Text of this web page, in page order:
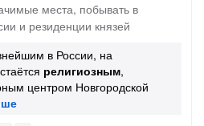
места, побывать в
и резиденции князей
в России, на
религиозным,
центром Новгородской